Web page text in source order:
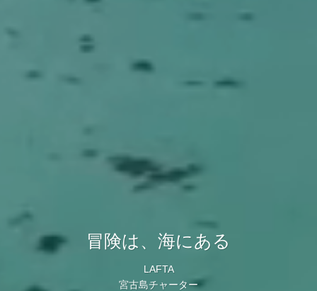
冒険は、海にある
LAFTA
宮古島チャーター